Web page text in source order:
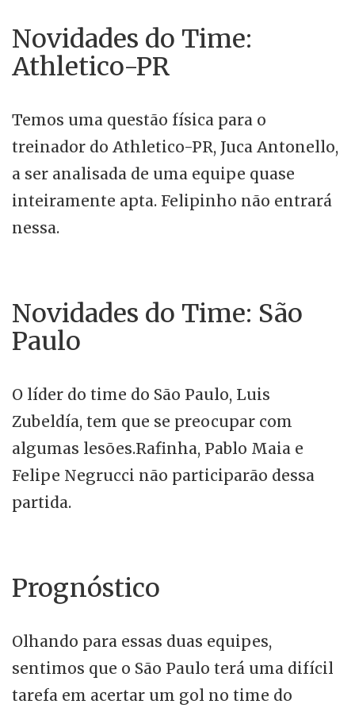
Novidades do Time:
Athletico-PR
Temos uma questão física para o
treinador do Athletico-PR, Juca Antonello,
a ser analisada de uma equipe quase
inteiramente apta. Felipinho não entrará
nessa.
Novidades do Time: São
Paulo
O líder do time do São Paulo, Luis
Zubeldía, tem que se preocupar com
algumas lesões.Rafinha, Pablo Maia e
Felipe Negrucci não participarão dessa
partida.
Prognóstico
Olhando para essas duas equipes,
sentimos que o São Paulo terá uma difícil
tarefa em acertar um gol no time do